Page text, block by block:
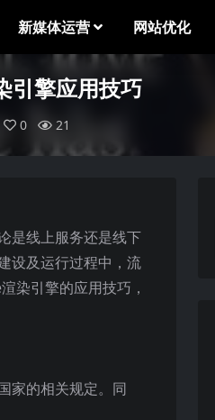
新媒体运营 网站优化
引擎应用技巧
0 21
是线上服务还是线下
设及运行过程中，流
染引擎的应用技巧，
家的相关规定。同